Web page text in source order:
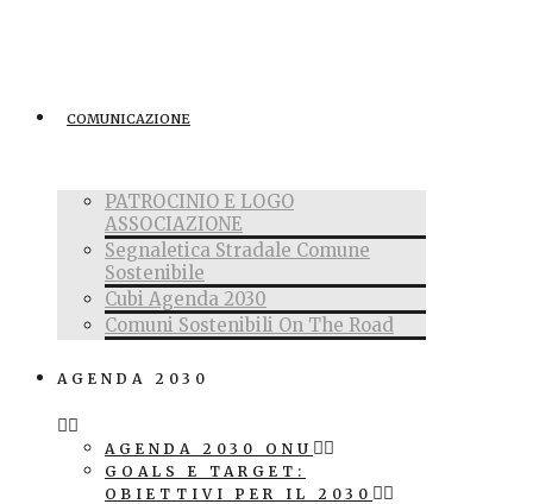
COMUNICAZIONE
PATROCINIO E LOGO
ASSOCIAZIONE
Segnaletica Stradale Comune
Sostenibile
Cubi Agenda 2030
Comuni Sostenibili On The Road
AGENDA 2030
AGENDA 2030 ONU
GOALS E TARGET:
OBIETTIVI PER IL 2030